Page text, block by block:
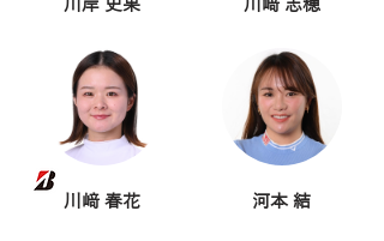
川岸 史果
川﨑 春花
川﨑 志穂
河本 結